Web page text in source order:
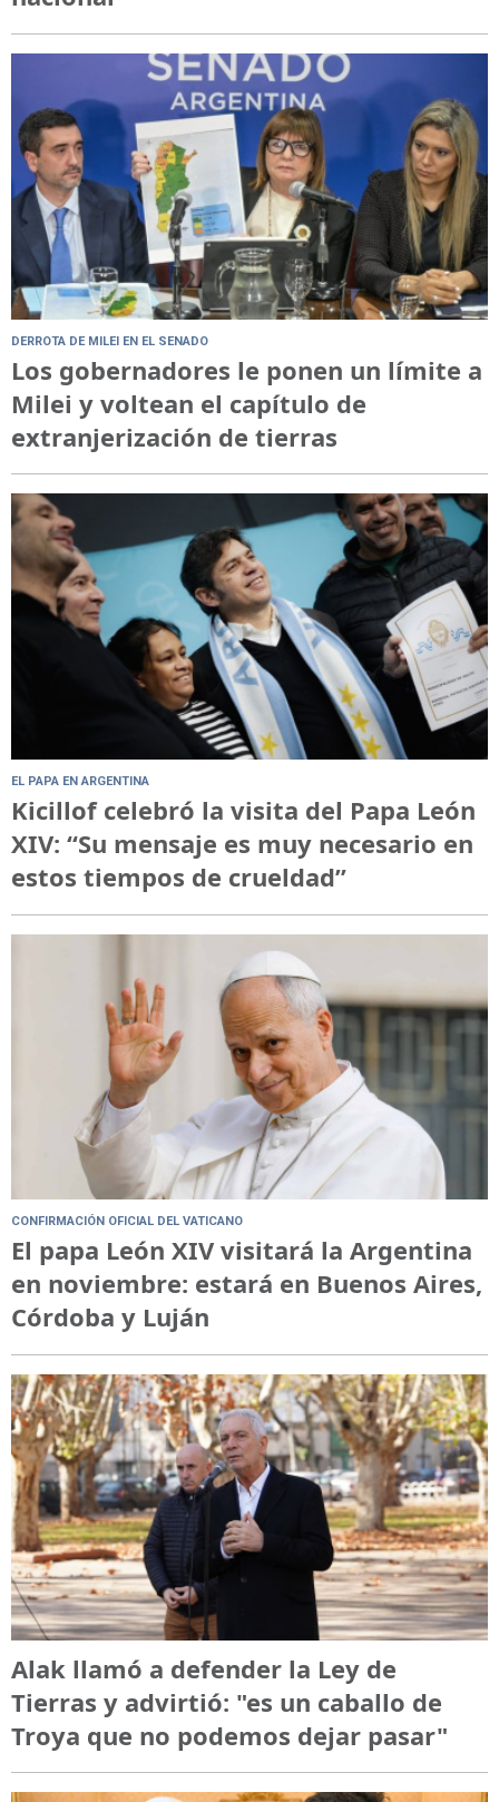
DERROTA DE MILEI EN EL SENADO
Los gobernadores le ponen un límite a
Milei y voltean el capítulo de
extranjerización de tierras
EL PAPA EN ARGENTINA
Kicillof celebró la visita del Papa León
XIV: “Su mensaje es muy necesario en
estos tiempos de crueldad”
CONFIRMACIÓN OFICIAL DEL VATICANO
El papa León XIV visitará la Argentina
en noviembre: estará en Buenos Aires,
Córdoba y Luján
Alak llamó a defender la Ley de
Tierras y advirtió: "es un caballo de
Troya que no podemos dejar pasar"